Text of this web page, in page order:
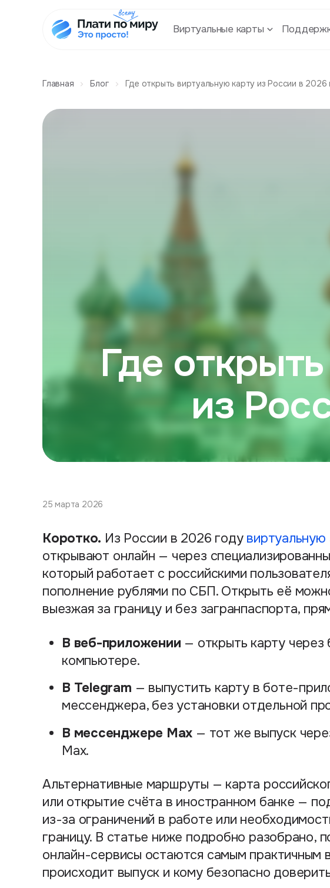
Виртуальные карты
Главная Блог Где открыть виртуальную карту из России в 2026
Где
из
25 марта 2026
Коротко. Из России в 2026 году
открывают онлайн — через
который работает с российскими
пополнение рублями по СБП. Открыть её
выезжая за границу и без загранпаспорта,
В веб-приложении — открыть карту
компьютере.
В Telegram — выпустить карту в боте-
мессенджера, без установки отдельной
В мессенджере Max — тот же выпуск
Max.
Альтернативные маршруты — карта
или открытие счёта в иностранном банке —
из-за ограничений в работе или
границу. В статье ниже подробно разобрано,
онлайн-сервисы остаются самым практичным
происходит выпуск и кому безопасно